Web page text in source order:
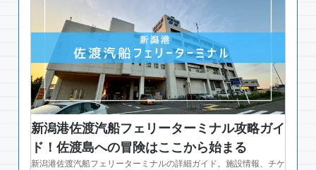
新潟港佐渡汽船フェリーターミナル攻略ガイ
ド！佐渡島への冒険はここから始まる
新潟港佐渡汽船フェリーターミナルの詳細ガイド。施設情報、チケ